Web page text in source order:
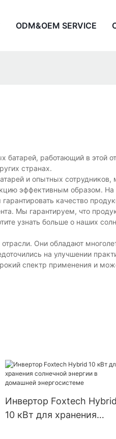
ODM&OEM SERVICE
работающий в этой
странах.
и опытных
эффективным образом.
качество
Мы гарантируем, что
узнать больше о наших
Они обладают
на улучшении
спектр применения и
Инвертор Foxtech Hybrid
10 кВт для хранения